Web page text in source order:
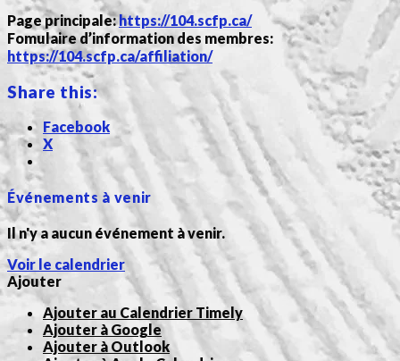
Page principale:https://104.scfp.ca/
Fomulaire d’information des membres:
https://104.scfp.ca/affiliation/
Share this:
Facebook
X
Événements à venir
Il n'y a aucun événement à venir.
Voir le calendrier
Ajouter
Ajouter au Calendrier Timely
Ajouter à Google
Ajouter à Outlook